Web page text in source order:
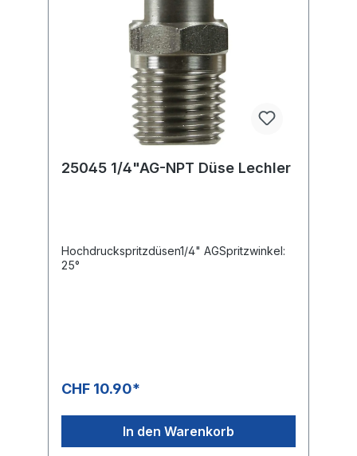
25045 1/4"AG-NPT Düse Lechler
Hochdruckspritzdüsen1/4" AGSpritzwinkel:
25°
CHF 10.90*
In den Warenkorb